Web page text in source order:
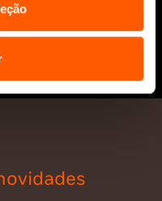
Continental
a 25€